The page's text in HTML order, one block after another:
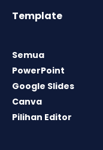
Template
Semua
PowerPoint
Google Slides
Canva
Pilihan Editor